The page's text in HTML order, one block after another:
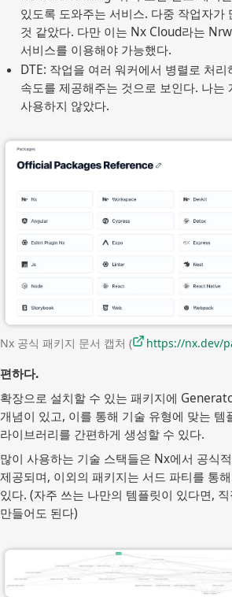
있도록 도와주는 서비스. 다중 작업자가
것 같았다. 다만 이는 Nx Cloud라는
서비스를 이용해야 가능했다.
DTE: 작업을 여러 워커에서 병렬로 처
속도를 제공해주는 것으로 보인다. 나는
사용하지 않았다.
Nx 공식 패키지 문서 캡처 ( https://nx.dev/
편하다.
확장으로 설치할 수 있는 패키지에
개념이 있고, 이를 통해 기술 유형에 맞는 템
라이브러리를 간편하게 생성할 수 있다.
많이 사용하는 기술 스택들은 Nx에서 공식
제공되며, 이외의 패키지는 서드 파티를 통
있다. (자주 쓰는 나만의 템플릿이 있다면,
만들어도 된다)